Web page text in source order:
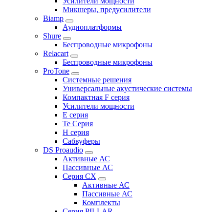
Микшеры, предусилители
Biamp
Аудиоплатформы
Shure
Беспроводные микрофоны
Relacart
Беспроводные микрофоны
ProTone
Системные решения
Универсальные акустические системы
Компактная F серия
Усилители мощности
E серия
Te Серия
H серия
Сабвуферы
DS Proaudio
Активные АС
Пассивные АС
Серия CX
Активные АС
Пассивные АС
Комплекты